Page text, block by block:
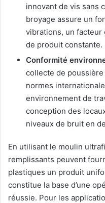
innovant de vis sans
broyage assure un
vibrations, un facteur
de produit constante.
Conformité
collecte de
normes
environnement de
conception des
niveaux de bruit en
En utilisant le moulin
remplissants peuvent
plastiques un produit
constitue la base d’une
réussie. Pour les